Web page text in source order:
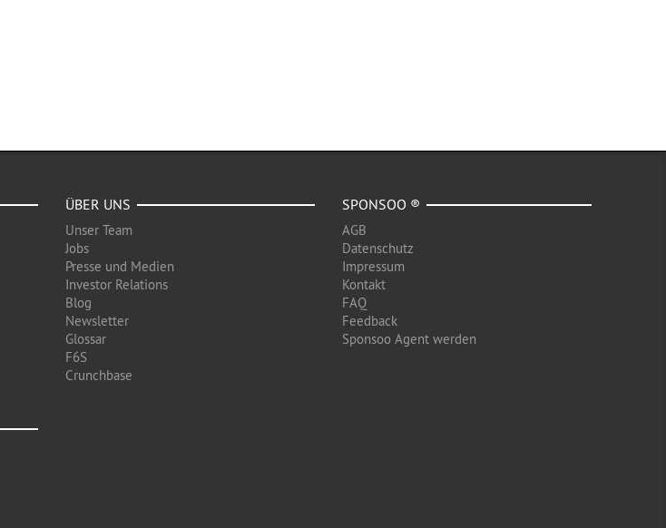
ÜBER UNS
Unser Team
Jobs
Presse und Medien
Investor Relations
Blog
Newsletter
Glossar
F6S
Crunchbase
SPONSOO ®
AGB
Datenschutz
Impressum
Kontakt
FAQ
Feedback
Sponsoo Agent werden